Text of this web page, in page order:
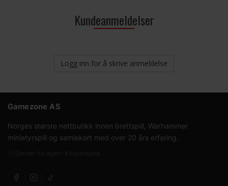
Kundeanmeldelser
Logg inn for å skrive anmeldelse
Gamezone AS
Norges største nettbutikk innen brettspill, Warhammer
miniatyrspill og samlekort med over 20 års erfaring.